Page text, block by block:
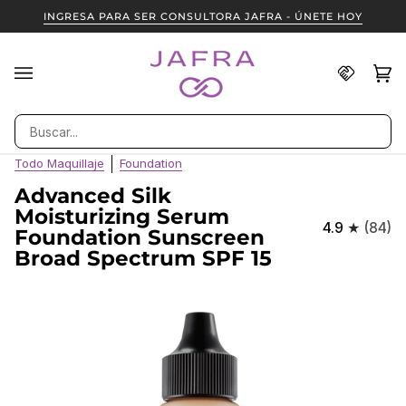
directamente
contenido
INGRESA PARA SER CONSULTORA JAFRA - ÚNETE HOY
JAFRA
Buscar
Todo Maquillaje Foundation
Advanced Silk
Moisturizing Serum
Foundation Sunscreen
Broad Spectrum SPF 15
4.9 (84)